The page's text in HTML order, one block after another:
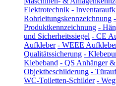
Elektrotechnik -
Rohrleitungskennzeichnung -
Produktkennzeichnung -
und Sicherheitssiegel - CE
Aufkleber - WEEE
Qualitätssicherung -
Klebeband - QS Anhänger
Objektbeschilderung -
WC-Toiletten-Schilder -